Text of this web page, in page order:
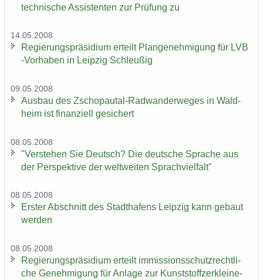
technische As­sis­ten­ten zur Prü­fung zu
14.05.2008
Re­gie­rungs­prä­si­di­um er­teilt Plan­ge­neh­mi­gung für LVB
-​Vorhaben in Leip­zig Schleu­ßig
09.05.2008
Aus­bau des Zschopautal-​Radwanderweges in Wald­
heim ist fi­nan­zi­ell ge­si­chert
08.05.2008
"Ver­ste­hen Sie Deutsch? Die deut­sche Spra­che aus
der Per­spek­ti­ve der welt­wei­ten Sprach­viel­falt"
08.05.2008
Ers­ter Ab­schnitt des Stadt­ha­fens Leip­zig kann ge­baut
wer­den
08.05.2008
Re­gie­rungs­prä­si­di­um er­teilt im­mis­si­ons­schutz­recht­li­
che Ge­neh­mi­gung für An­la­ge zur Kunst­stoff­zer­klei­ne­